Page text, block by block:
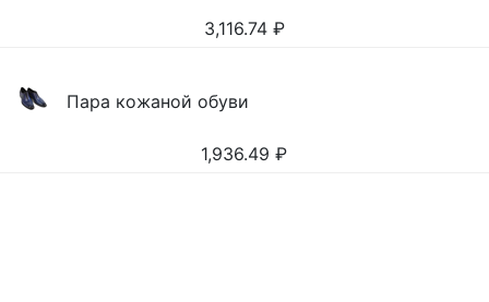
3,116.74 ₽
Пара кожаной обуви
1,936.49 ₽